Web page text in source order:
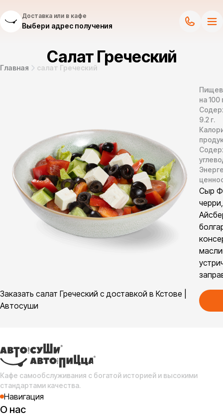
Доставка или в кафе
Выбери адрес получения
Салат Греческий
Главная салат Греческий
Заказать салат Греческий с доставкой в Кстове |
Автосуши
на 100
9.2 г.
Сыр
Кафе самообслуживания с богатой историей и высокими
стандартами качества.
Навигация
О нас